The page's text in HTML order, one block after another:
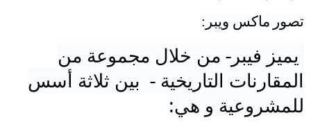
تصور ماكس ويبر:
يميز فيبر - من خلال مجموعة من
المقارنات التاريخية - بين ثلاثة أسس
للمشروعية و هي: